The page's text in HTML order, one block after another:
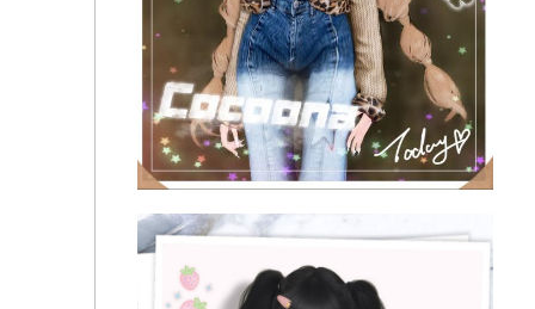
Cocoona - Life Makeover to Sims 4 Hair 01